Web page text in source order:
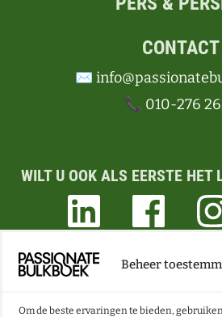
Beheer
Om de beste ervaringen te bieden,
CONTACT
✉️
📞 010-276
WILT U OOK ALS EERSTE HET
ONZE NIEUWSBRIEF VOL
ONTVANGEN?